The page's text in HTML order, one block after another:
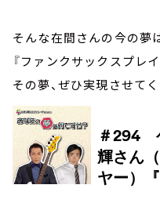
そんな在間さんの今の夢
『ファンクサックスプレ
その夢、ぜひ実現させてく